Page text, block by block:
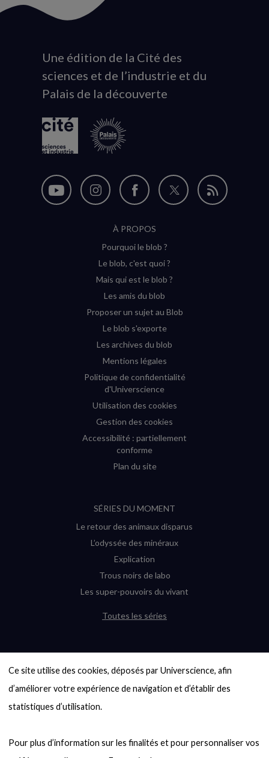
Ce site utilise des cookies, déposés par Universcience, afin
d’améliorer votre expérience de navigation et d’établir des
statistiques d’utilisation.
Pour plus d’information sur les finalités et pour personnaliser vos
Animation
du
logo
Une édition de la Cité des
sciences et de l’industrie et du
Palais de la découverte
Nous
Nous
Instagram
(nouvelle
Nous
sur
Facebook
(nouvelle
Nous
Flux
À PROPOS
Pourquoi le blob ?
Le blob, c'est quoi ?
Mais qui est le blob ?
Les amis du blob
Proposer un sujet au Blob
Le blob s'exporte
Les archives du blob
Mentions légales
Politique de confidentialité
d'Universcience
Utilisation des cookies
Gestion des cookies
Accessibilité : partiellement
conforme
Plan du site
SÉRIES DU MOMENT
Le retour des animaux disparus
L’odyssée des minéraux
Explication
Trous noirs de labo
Les super-pouvoirs du vivant
Toutes les séries
6000 exoplanètes, et pas de « Terre »
en vue ?
Quel avenir pour les cryptos ?
Entre mathématiques et politique : la